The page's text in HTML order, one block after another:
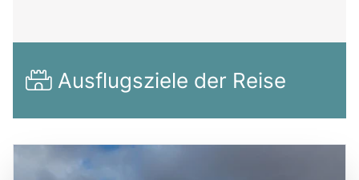
Ausflugsziele der Reise